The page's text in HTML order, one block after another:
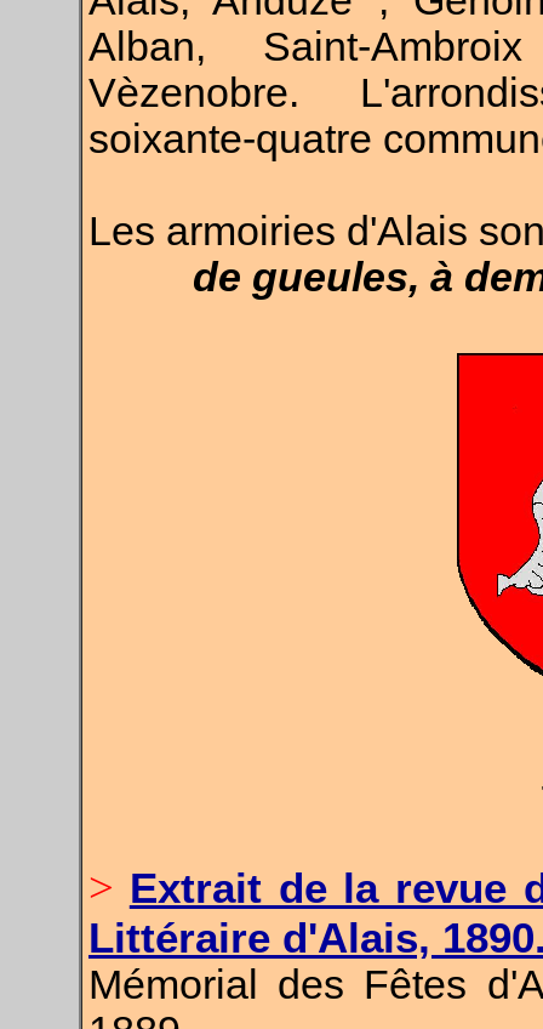
Alban, Saint-
Vèzenobre.
soixante-quatre
Les armoiries d'Alais
de gueules, à
> Extrait de la revue
Littéraire d'Alais,
Mémorial des Fêtes